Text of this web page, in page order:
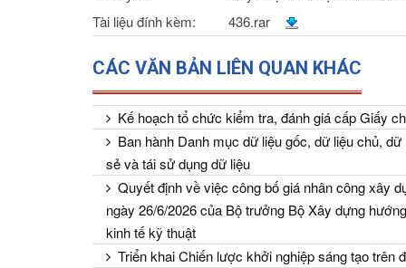
Tài liệu đính kèm:
436.rar
CÁC VĂN BẢN LIÊN QUAN KHÁC
Kế hoạch tổ chức kiểm tra, đánh giá cấp Giấy
Ban hành Danh mục dữ liệu gốc, dữ liệu chủ,
sẻ và tái sử dụng dữ liệu
Quyết định về việc công bố giá nhân công xây
ngày 26/6/2026 của Bộ trưởng Bộ Xây dựng
kinh tế kỹ thuật
Triển khai Chiến lược khởi nghiệp sáng tạo